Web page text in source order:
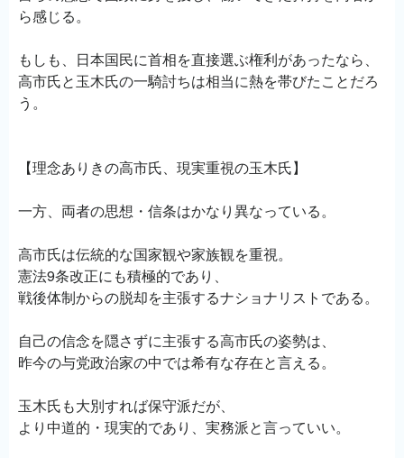
ら感じる。
もしも、日本国民に首相を直接選ぶ権利があったなら、
高市氏と玉木氏の一騎討ちは相当に熱を帯びたことだろ
う。
【理念ありきの高市氏、現実重視の玉木氏】
一方、両者の思想・信条はかなり異なっている。
高市氏は伝統的な国家観や家族観を重視。
憲法9条改正にも積極的であり、
戦後体制からの脱却を主張するナショナリストである。
自己の信念を隠さずに主張する高市氏の姿勢は、
昨今の与党政治家の中では希有な存在と言える。
玉木氏も大別すれば保守派だが、
より中道的・現実的であり、実務派と言っていい。